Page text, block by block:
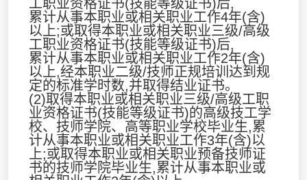
工职业资格证书(技能等级证书)后,
累计从事本职业或相关职业工作4年(含)
以上;或取得本职业或相关职业三级/高级
工职业资格证书(技能等级证书)后,
累计从事本职业或相关职业工作2年(含)
以上,经本职业二级/技师正规培训达到规
定的标准学时数,并取得结业证书。
(2)取得本职业或相关职业三级/高级工职
业资格证书(技能等级证书)的高级技工学
校、技师学院、高等职业学校毕业生,累
计从事本职业或相关职业工作3年(含)以
上;或取得本职业或相关职业预备技师证
书的技师学院毕业生,累计从事本职业或